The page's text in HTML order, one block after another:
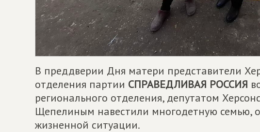
В преддверии Дня матери представители
отделения партии СПРАВЕДЛИВАЯ РОССИЯ
регионального отделения, депутатом
Щепелиным навестили многодетную семью,
жизненной ситуации.